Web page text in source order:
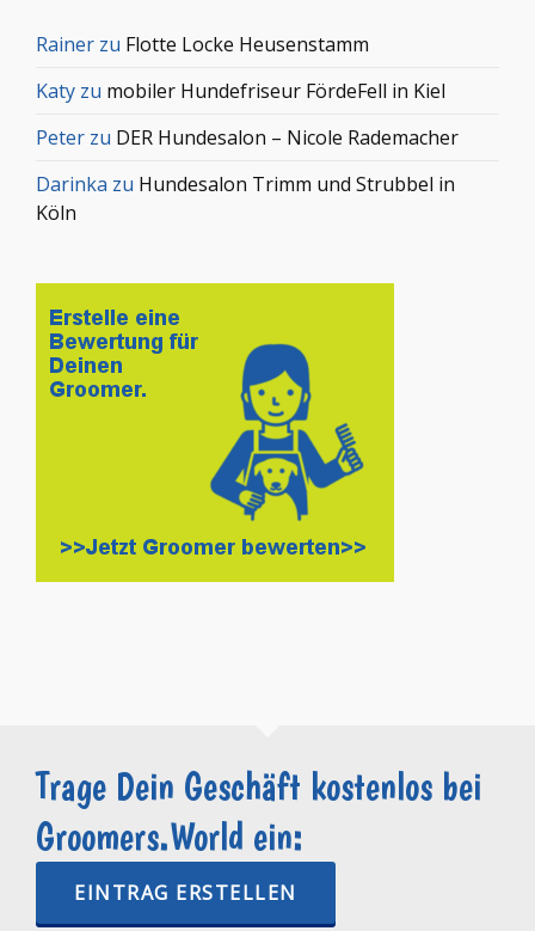
Rainer zu Flotte Locke Heusenstamm
Katy zu mobiler Hundefriseur FördeFell in Kiel
Peter zu DER Hundesalon – Nicole Rademacher
Darinka zu Hundesalon Trimm und Strubbel in
Köln
Trage Dein Geschäft kostenlos bei
Groomers.World ein:
EINTRAG ERSTELLEN